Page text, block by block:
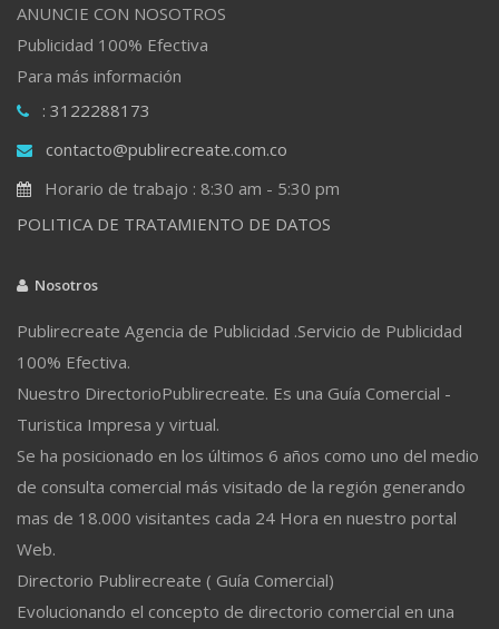
ANUNCIE CON NOSOTROS
Publicidad 100% Efectiva
Para más información
: 3122288173
contacto@publirecreate.com.co
Horario de trabajo : 8:30 am - 5:30 pm
POLITICA DE TRATAMIENTO DE DATOS
Nosotros
Publirecreate Agencia de Publicidad .Servicio de Publicidad
100% Efectiva.
Nuestro DirectorioPublirecreate. Es una Guía Comercial -
Turistica Impresa y virtual.
Se ha posicionado en los últimos 6 años como uno del medio
de consulta comercial más visitado de la región generando
mas de 18.000 visitantes cada 24 Hora en nuestro portal
Web.
Directorio Publirecreate ( Guía Comercial)
Evolucionando el concepto de directorio comercial en una